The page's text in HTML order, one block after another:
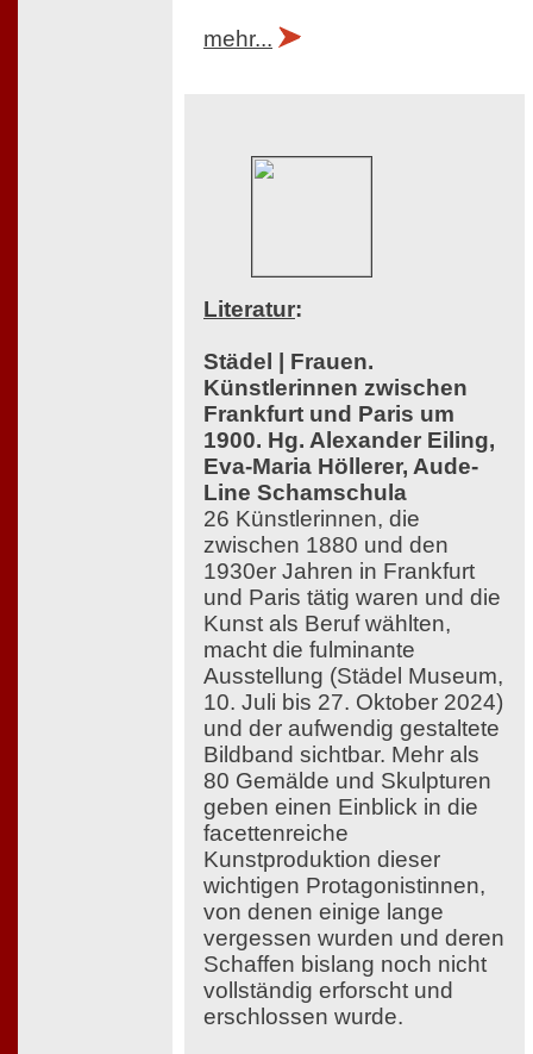
mehr...
Literatur:
Städel | Frauen.
Künstlerinnen zwischen
Frankfurt und Paris um
1900. Hg. Alexander Eiling,
Eva-Maria Höllerer, Aude-
Line Schamschula
26 Künstlerinnen, die
zwischen 1880 und den
1930er Jahren in Frankfurt
und Paris tätig waren und die
Kunst als Beruf wählten,
macht die fulminante
Ausstellung (Städel Museum,
10. Juli bis 27. Oktober 2024)
und der aufwendig gestaltete
Bildband sichtbar. Mehr als
80 Gemälde und Skulpturen
geben einen Einblick in die
facettenreiche
Kunstproduktion dieser
wichtigen Protagonistinnen,
von denen einige lange
vergessen wurden und deren
Schaffen bislang noch nicht
vollständig erforscht und
erschlossen wurde.